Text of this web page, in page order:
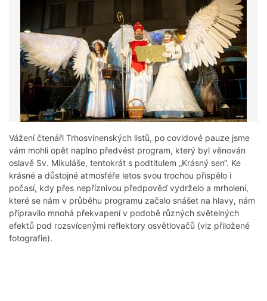
Vážení čtenáři Trhosvinenských listů, po covidové pauze jsme
vám mohli opět naplno předvést program, který byl věnován
oslavě Sv. Mikuláše, tentokrát s podtitulem „Krásný sen“. Ke
krásné a důstojné atmosféře letos svou trochou přispělo i
počasí, kdy přes nepříznivou předpověď vydrželo a mrholení,
které se nám v průběhu programu začalo snášet na hlavy, nám
připravilo mnohá překvapení v podobě různých světelných
efektů pod rozsvícenými reflektory osvětlovačů (viz přiložené
fotografie).